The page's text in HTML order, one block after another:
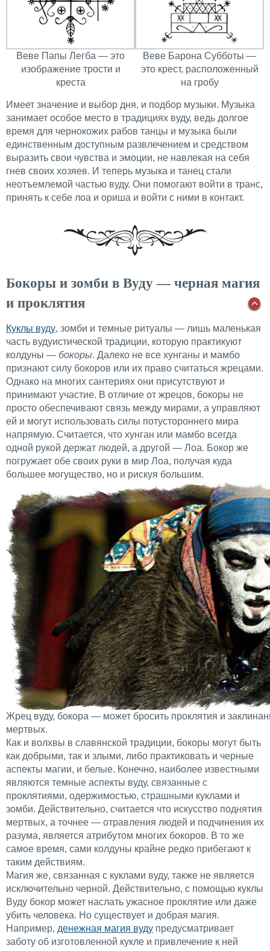
Веве Папы Легба — это
изображение трости и
креста
Bеве Барона Субботы —
это крест, расположенный
на гробу
Имеет значение и выбор дня, и подбор музыки. Музыка
занимает особое место в традициях вуду, ведь долгое
время для чернокожих рабов танцы и музыка были
единственным доступным развлечением и средством
выразить свои чувства и эмоции, не навлекая на себя
гнев своих хозяев. И теперь музыка и танец стали
неотъемлемой частью вуду. Они помогают войти в транс,
принять к себе лоа и ориша и войти с ними в контакт.
Бокоры и зомби в Вуду — черная магия
и проклятия
Куклы вуду, зомби и темные ритуалы — лишь маленькая
часть вудуистической традиции, которую практикуют
колдуны — бокоры. Далеко не все хунганы и мамбо
признают силу бокоров или их право считаться жрецами.
Однако на многих сантериях они присутствуют и
принимают участие. В отличие от жрецов, бокоры не
просто обеспечивают связь между мирами, а управляют
ей и могут использовать силы потустороннего мира
напрямую. Считается, что хунган или мамбо всегда
одной рукой держат людей, а другой — Лоа. Бокор же
погружает обе своих руки в мир Лоа, получая куда
большее могущество, но и рискуя большим.
Жрец вуду, бокора — может бросить проклятия и
мертвых.
Как и волхвы в славянской традиции, бокоры могут быть
как добрыми, так и злыми, либо практиковать и черные
аспекты магии, и белые. Конечно, наиболее известными
являются темные аспекты вуду, связанные с
проклятиями, одержимостью, страшными куклами и
зомби. Действительно, считается что искусство поднятия
мертвых, а точнее — отравления людей и подчинения их
разума, является атрибутом многих бокоров. В то же
самое время, сами колдуны крайне редко прибегают к
таким действиям.
Магия же, связанная с куклами вуду, также не является
исключительно черной. Действительно, с помощью куклы
Вуду бокор может наслать ужасное проклятие или даже
убить человека. Но существует и добрая магия.
Например, денежная магия вуду предусматривает
заботу об изготовленной кукле и привлечение к ней